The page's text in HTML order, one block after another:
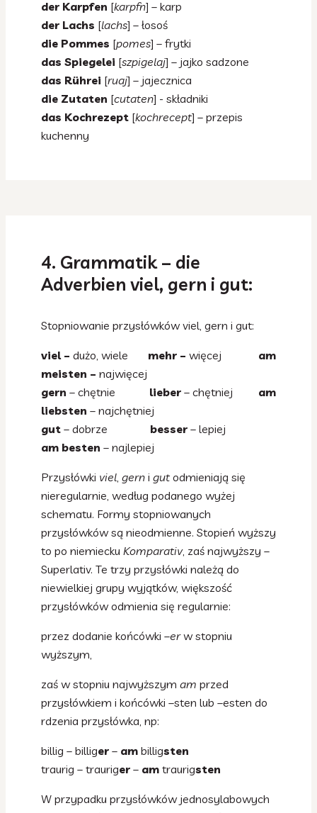
der Karpfen [karpfn] – karp
der Lachs [lachs] – łosoś
die Pommes [pomes] – frytki
das Spiegelei [szpigelaj] – jajko sadzone
das Rührei [ruaj] – jajecznica
die Zutaten [cutaten] - składniki
das Kochrezept [kochrecept] – przepis
kuchenny
4. Grammatik – die
Adverbien viel, gern i gut:
Stopniowanie przysłówków viel, gern i gut:
viel – dużo, wiele mehr – więcej am
meisten – najwięcej
gern – chętnie lieber – chętniej am
liebsten – najchętniej
gut – dobrze besser – lepiej
am besten – najlepiej
Przysłówki viel, gern i gut odmieniają się
nieregularnie, według podanego wyżej
schematu. Formy stopniowanych
przysłówków są nieodmienne. Stopień wyższy
to po niemiecku Komparativ, zaś najwyższy –
Superlativ. Te trzy przysłówki należą do
niewielkiej grupy wyjątków, większość
przysłówków odmienia się regularnie:
przez dodanie końcówki –erw stopniu
wyższym,
zaś w stopniu najwyższym am przed
przysłówkiem i końcówki –sten lub –esten do
rdzenia przysłówka, np:
billig – billiger – am billigsten
traurig – trauriger – am traurigsten
W przypadku przysłówków jednosylabowych